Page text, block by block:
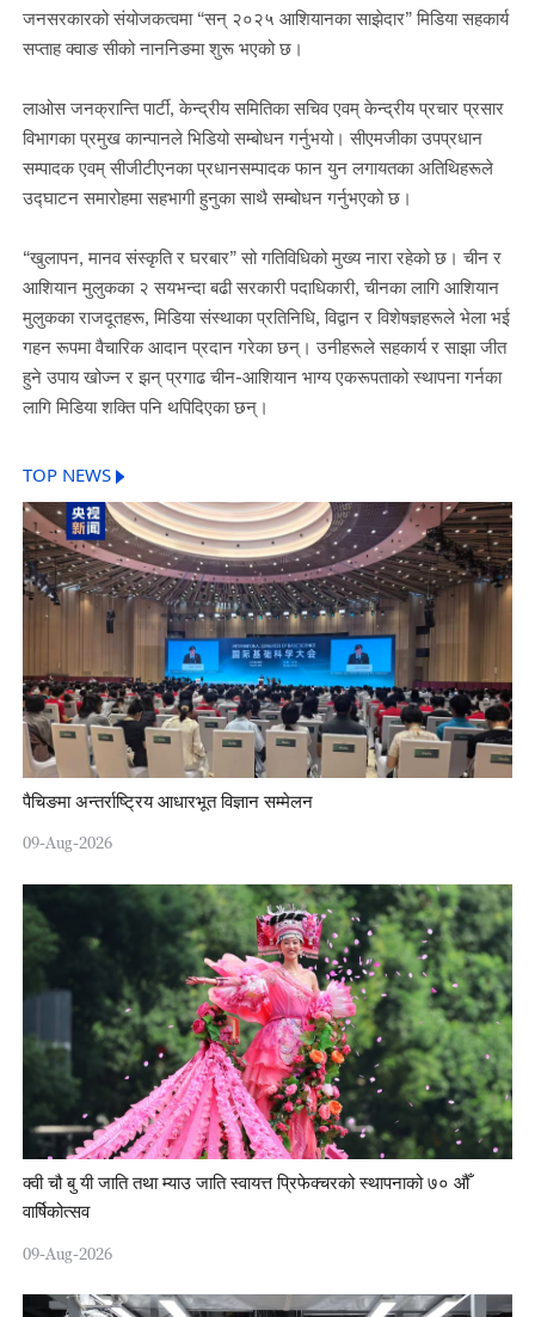
जनसरकारको संयोजकत्वमा “सन् २०२५ आशियानका साझेदार” मिडिया सहकार्य
सप्ताह क्वाङ सीको नाननिङमा शुरू भएको छ।
लाओस जनक्रान्ति पार्टी, केन्द्रीय समितिका सचिव एवम् केन्द्रीय प्रचार प्रसार
विभागका प्रमुख कान्पानले भिडियो सम्बोधन गर्नुभयो। सीएमजीका उपप्रधान
सम्पादक एवम् सीजीटीएनका प्रधानसम्पादक फान युन लगायतका अतिथिहरूले
उद्घाटन समारोहमा सहभागी हुनुका साथै सम्बोधन गर्नुभएको छ।
“खुलापन, मानव संस्कृति र घरबार” सो गतिविधिको मुख्य नारा रहेको छ। चीन र
आशियान मुलुकका २ सयभन्दा बढी सरकारी पदाधिकारी, चीनका लागि आशियान
मुलुकका राजदूतहरू, मिडिया संस्थाका प्रतिनिधि, विद्वान र विशेषज्ञहरूले भेला भई
गहन रूपमा वैचारिक आदान प्रदान गरेका छन्। उनीहरूले सहकार्य र साझा जीत
हुने उपाय खोज्न र झन् प्रगाढ चीन-आशियान भाग्य एकरूपताको स्थापना गर्नका
लागि मिडिया शक्ति पनि थपिदिएका छन्।
TOP NEWS
पैचिङमा अन्तर्राष्ट्रिय आधारभूत विज्ञान सम्मेलन
09-Aug-2026
क्वी चौ बु यी जाति तथा म्याउ जाति स्वायत्त प्रिफेक्चरको स्थापनाको ७० औँ
वार्षिकोत्सव
09-Aug-2026